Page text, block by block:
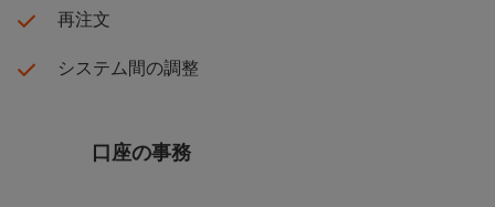
再注文
システム間の調整
口座の事務